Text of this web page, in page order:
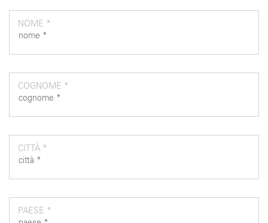
NOME *
COGNOME *
CITTÀ *
PAESE *